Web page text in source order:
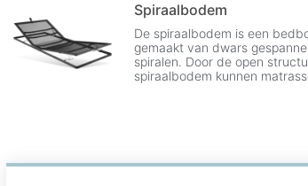
Spiraalbodem
De spiraalbodem is een
gemaakt van dwars
spiralen. Door de open
spiraalbodem kunnen